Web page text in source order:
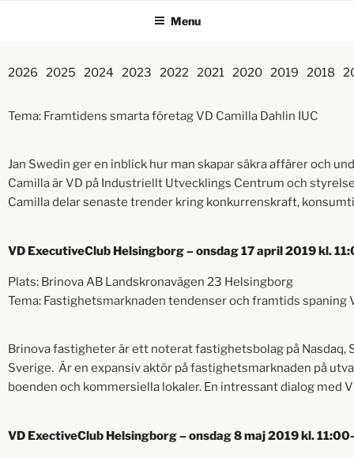
Menu
2026 2025 2024 2023 2022 2021 2020 2019 2018
Tema: Framtidens smarta företag VD Camilla Dahlin IUC
Jan Swedin ger en inblick hur man skapar säkra affärer och
Camilla är VD på Industriellt Utvecklings Centrum och
Camilla delar senaste trender kring konkurrenskraft,
VD ExecutiveClub Helsingborg – onsdag 17 april 2019 kl.
Plats: Brinova AB Landskronavägen 23 Helsingborg
Tema: Fastighetsmarknaden tendenser och framtids spaning
Brinova fastigheter är ett noterat fastighetsbolag på
Sverige. Är en expansiv aktör på fastighetsmarknaden på
boenden och kommersiella lokaler. En intressant dialog med
VD ExectiveClub Helsingborg – onsdag 8 maj 2019 kl.